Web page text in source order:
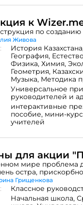
вы и ваша школа,
И последний,
Примерами могут
к
статей. Для каждого
упражнения
чай с печеньем,
Бонус - чеклист для
для
развития,
тренингов и
к
по
Живова
История
География,
Физика, Химия,
Геометрия,
Музыка, Методика
Универсальное
руководителей и
интерактивные
пособие, мини-
учителей
для акции
мире проблема
остра,
происшествия с
трагично. С
движения в классе
В комплект
Грищенкова
Классное
Начальная школа,